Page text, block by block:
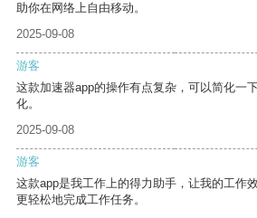
助你在网络上自由移动。
2025-09-08
游客
这款加速器app的操作有点复杂，可以简化一
化。
2025-09-08
游客
这款app是我工作上的得力助手，让我的工作
更轻松地完成工作任务。